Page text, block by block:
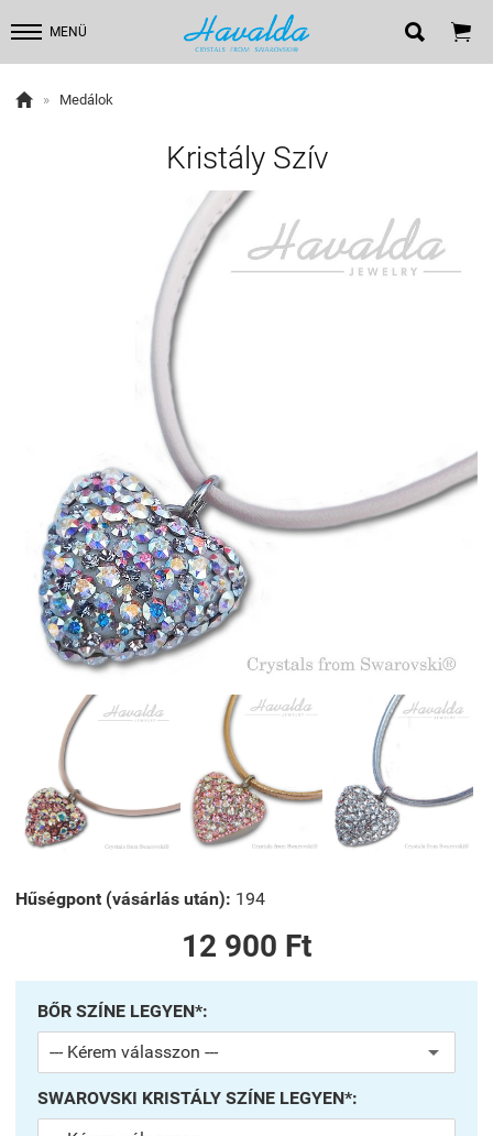
MENÜ  
 » Medálok
Kristály Szív
Hűségpont (vásárlás után): 194
12 900 Ft
BŐR SZÍNE LEGYEN*:
SWAROVSKI KRISTÁLY SZÍNE LEGYEN*: